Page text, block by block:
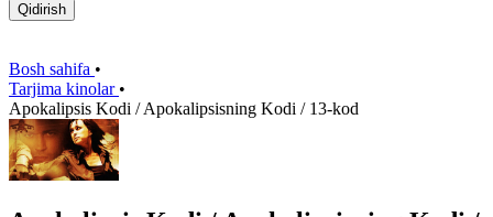
Qidirish
Bosh sahifa •
Tarjima kinolar •
Apokalipsis Kodi / Apokalipsisning Kodi / 13-kod